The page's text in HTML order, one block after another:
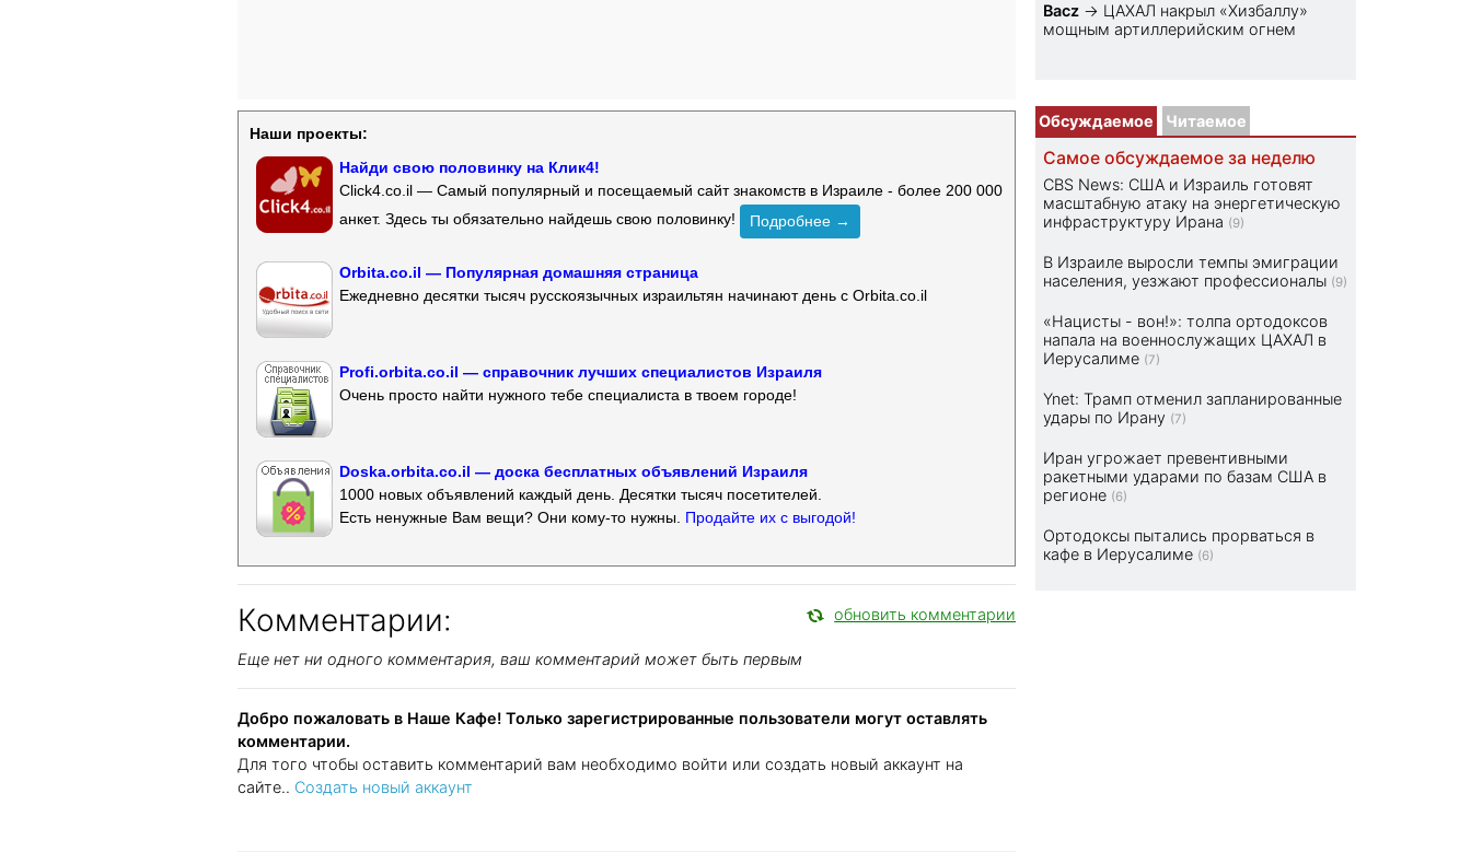
Наши проекты:
Найди свою половинку на Клик4!
Click4.co.il — Самый популярный и посещаемый сайт знакомств в Израиле - более 200 000
анкет. Здесь ты обязательно найдешь свою половинку!
Подробнее →
Orbita.co.il — Популярная домашняя страница
Ежедневно десятки тысяч русскоязычных израильтян начинают день с Orbita.co.il
Profi.orbita.co.il — справочник лучших специалистов Израиля
Очень просто найти нужного тебе специалиста в твоем городе!
Doska.orbita.co.il — доска бесплатных объявлений Израиля
1000 новых объявлений каждый день. Десятки тысяч посетителей.
Есть ненужные Вам вещи? Они кому-то нужны. Продайте их с выгодой!
Комментарии: обновить комментарии
Еще нет ни одного комментария, ваш комментарий может быть первым
Добро пожаловать в Наше Кафе! Только зарегистрированные пользователи могут оставлять
комментарии.
Для того чтобы оставить комментарий вам необходимо войти или создать новый аккаунт на
сайте.. Создать новый аккаунт
Bacz → ЦАХАЛ накрыл «Хизбаллу»
мощным артиллерийским огнем
Обсуждаемое Читаемое
Самое обсуждаемое за неделю
CBS News: США и Израиль готовят
масштабную атаку на энергетическую
инфраструктуру Ирана (9)
В Израиле выросли темпы эмиграции
населения, уезжают профессионалы (9)
«Нацисты - вон!»: толпа ортодоксов
напала на военнослужащих ЦАХАЛ в
Иерусалиме (7)
Ynet: Трамп отменил запланированные
удары по Ирану (7)
Иран угрожает превентивными
ракетными ударами по базам США в
регионе (6)
Ортодоксы пытались прорваться в
кафе в Иерусалиме (6)